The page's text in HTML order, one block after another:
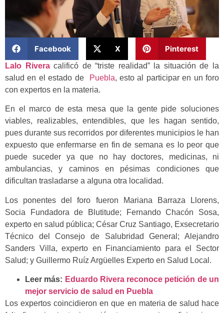
Facebook X Pinterest
Lalo Riveracalificó de “triste realidad” la situación de la
salud en el estado de
Puebla, esto al participar en un foro
con expertos en la materia.
En el marco de esta mesa que la gente pide soluciones
viables, realizables, entendibles, que les hagan sentido,
pues durante sus recorridos por diferentes municipios le han
expuesto que enfermarse en fin de semana es lo peor que
puede suceder ya que no hay doctores, medicinas, ni
ambulancias, y caminos en pésimas condiciones que
dificultan trasladarse a alguna otra localidad.
Los ponentes del foro fueron Mariana Barraza Llorens,
Socia Fundadora de Blutitude; Fernando Chacón Sosa,
experto en salud pública; César Cruz Santiago, Exsecretario
Técnico del Consejo de Salubridad General; Alejandro
Sanders Villa, experto en Financiamiento para el Sector
Salud; y Guillermo Ruíz Argüelles Experto en Salud Local.
Leer más: Eduardo Rivera reconoce petición de un
mejor servicio de salud en Puebla
Los expertos coincidieron en que en materia de salud hace